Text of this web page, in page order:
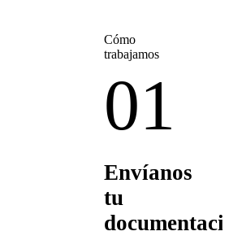
Cómo
trabajamos
01
Envíanos
tu